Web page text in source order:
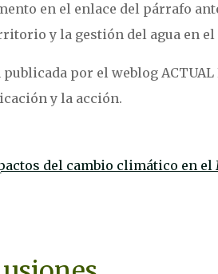
en el enlace del párrafo
y la gestión del agua en
por el weblog
y la acción.
del cambio climático en el